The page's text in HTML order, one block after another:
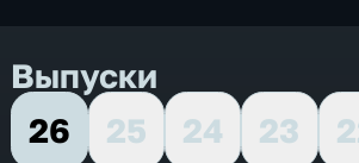
Выпуски
26
25 24 23